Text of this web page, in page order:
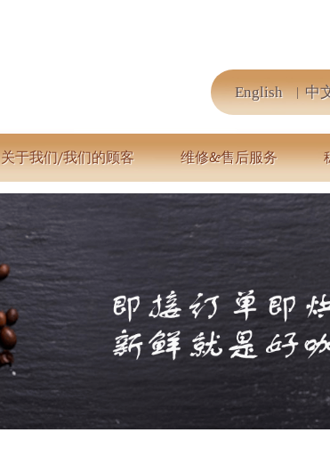
English 中
关于我们/我们的顾客 维修&售后服务